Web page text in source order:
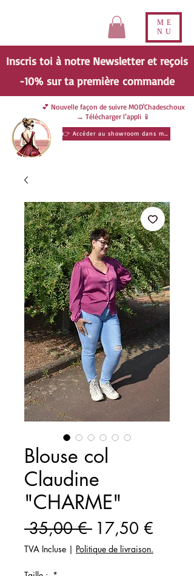
ME
NU
Inscris toi à notre Newsletter et reçois
-10% sur ta premièrecommande
💕 Nouvelle façon de suivre MOD'Chadeschoux
→ Télécharger l’appli 📱
👉 Accéder au showroom dans ma poche
Blouse col
Claudine
"CHARME"
35,00 € Prix
original
17,50 €
TVA Incluse | Politique de livraison.